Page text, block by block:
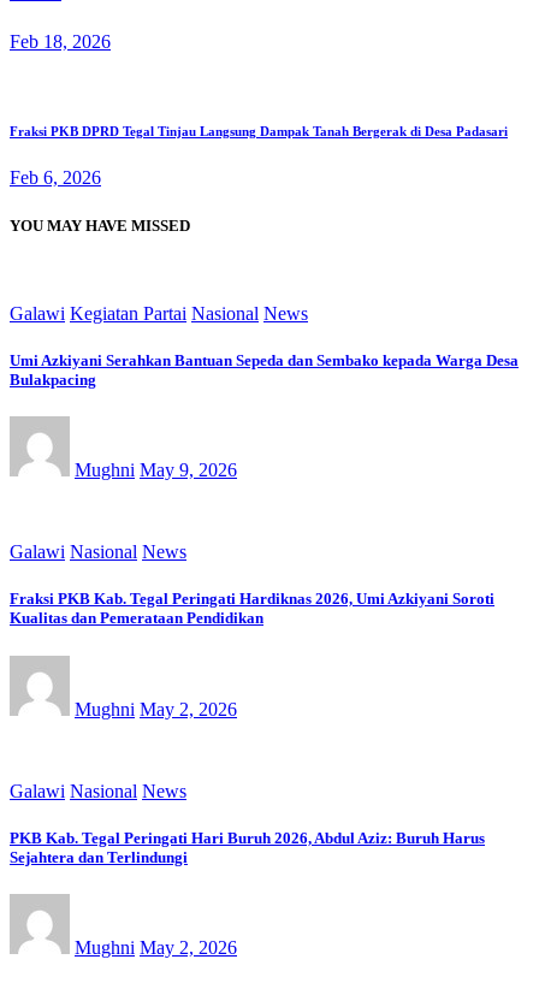
Feb 18, 2026
Fraksi PKB DPRD Tegal Tinjau Langsung Dampak Tanah Bergerak di Desa Padasari
Feb 6, 2026
YOU MAY HAVE MISSED
Galawi Kegiatan Partai Nasional News
Umi Azkiyani Serahkan Bantuan Sepeda dan Sembako kepada Warga Desa
Bulakpacing
Mughni May 9, 2026
Galawi Nasional News
Fraksi PKB Kab. Tegal Peringati Hardiknas 2026, Umi Azkiyani Soroti
Kualitas dan Pemerataan Pendidikan
Mughni May 2, 2026
Galawi Nasional News
PKB Kab. Tegal Peringati Hari Buruh 2026, Abdul Aziz: Buruh Harus
Sejahtera dan Terlindungi
Mughni May 2, 2026